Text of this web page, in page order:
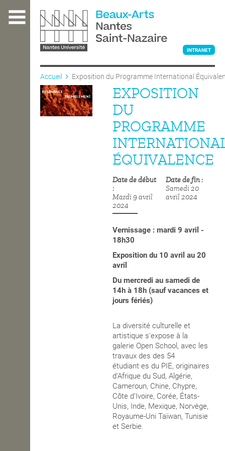
contenu
L'ÉCOLE
INTRANET
Accueil Exposition du Programme International
EXPOSITION
DU
PROGRAMME
ÉQUIVALENCE
Date de début
Mardi 9 avril
2024
Date de fin
Samedi 20
avril 2024
Vernissage : mardi 9 avril -
18h30
Exposition du 10 avril au 20
avril
Du mercredi au samedi de
14h à 18h (sauf vacances et
jours fériés)
La diversité culturelle et
artistique s'expose à la
galerie Open School, avec les
travaux des des 54
étudiant·es du PIE, originaires
d'Afrique du Sud, Algérie,
Cameroun, Chine, Chypre,
Côte d’Ivoire, Corée, États-
Unis, Inde, Mexique, Norvège,
Royaume-Uni Taïwan, Tunisie
et Serbie.